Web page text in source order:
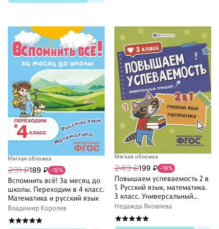
Мягкая обложка
231 ₽189 ₽ -18%
Вспомнить всё! За месяц до
школы. Переходим в 4 класс.
Математика и русский язык
Владимир Королев
Мягкая обложка
243 ₽199 ₽ -18%
Повышаем успеваемость 2 в
1. Русский язык, математика.
3 класс. Универсальный
тренажёр
Недажда Яковлева